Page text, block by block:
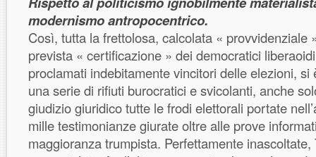
modernismo antropocentrico.
Così, tutta la frettolosa, calcolata « provvidenziale
prevista « certificazione » dei democratici
proclamati indebitamente vincitori delle elezioni, si
una serie di rifiuti burocratici e svicolanti, anche
giudizio giuridico tutte le frodi elettorali portate
mille testimonianze giurate oltre alle prove
maggioranza trumpista. Perfettamente inascoltate,